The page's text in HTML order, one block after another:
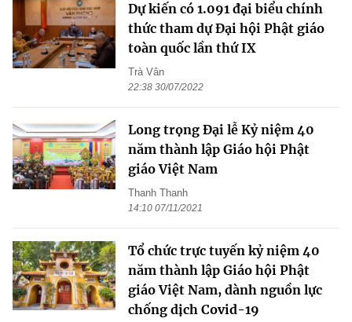
Dự kiến có 1.091 đại biểu chính
thức tham dự Đại hội Phật giáo
toàn quốc lần thứ IX
Trà Vân
22:38 30/07/2022
Long trọng Đại lễ Kỷ niệm 40
năm thành lập Giáo hội Phật
giáo Việt Nam
Thanh Thanh
14:10 07/11/2021
Tổ chức trực tuyến kỷ niệm 40
năm thành lập Giáo hội Phật
giáo Việt Nam, dành nguồn lực
chống dịch Covid-19